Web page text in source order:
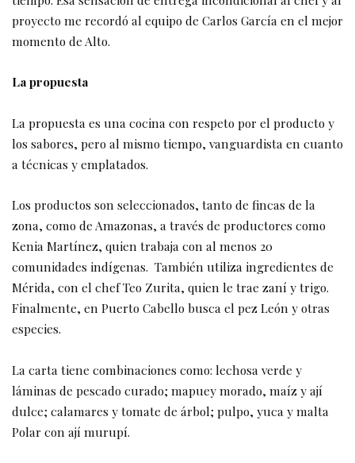
proyecto me recordó al equipo de Carlos García en el mejor
momento de Alto.
La propuesta
La propuesta es una cocina con respeto por el producto y
los sabores, pero al mismo tiempo, vanguardista en cuanto
a técnicas y emplatados.
Los productos son seleccionados, tanto de fincas de la
zona, como de Amazonas, a través de productores como
Kenia Martínez, quien trabaja con al menos 20
comunidades indígenas. También utiliza ingredientes de
Mérida, con el chef Teo Zurita, quien le trae zaní y trigo.
Finalmente, en Puerto Cabello busca el pez León y otras
especies.
La carta tiene combinaciones como: lechosa verde y
láminas de pescado curado; mapuey morado, maíz y ají
dulce; calamares y tomate de árbol; pulpo, yuca y malta
Polar con ají murupí.